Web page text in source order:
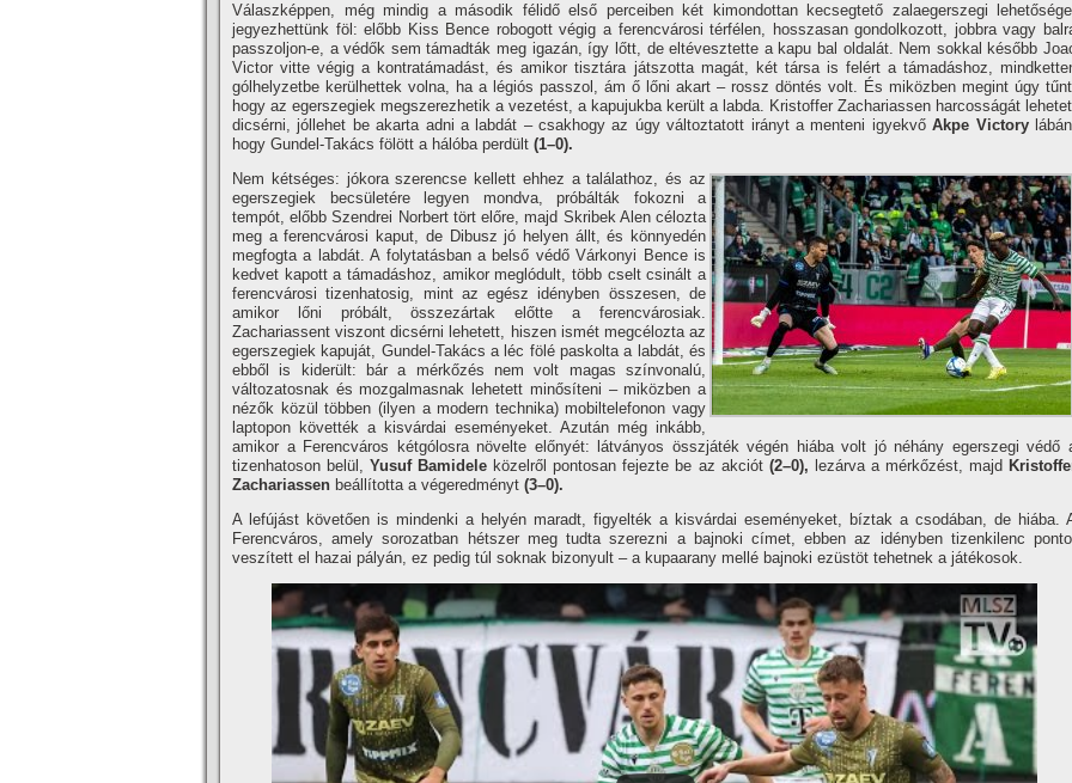
Válaszképpen, még mindig a második félidő első perceiben két kimondottan kecsegtető zalaegerszegi
jegyezhettünk föl: előbb Kiss Bence robogott végig a ferencvárosi térfélen, hosszasan gondolkozott, jobbra vagy
passzoljon-e, a védők sem támadták meg igazán, így lőtt, de eltévesztette a kapu bal oldalát. Nem sokkal később
Victor vitte végig a kontratámadást, és amikor tisztára játszotta magát, két társa is felért a támadáshoz,
gólhelyzetbe kerülhettek volna, ha a légiós passzol, ám ő lőni akart – rossz döntés volt. És miközben megint úgy
hogy az egerszegiek megszerezhetik a vezetést, a kapujukba került a labda. Kristoffer Zachariassen harcosságát
dicsérni, jóllehet be akarta adni a labdát – csakhogy az úgy változtatott irányt a menteni igyekvőAkpe Victory
hogy Gundel-Takács fölött a hálóba perdült (1–0).
Nem kétséges: jókora szerencse kellett ehhez a találathoz, és az
egerszegiek becsületére legyen mondva, próbálták fokozni a
tempót, előbb Szendrei Norbert tört előre, majd Skribek Alen célozta
meg a ferencvárosi kaput, de Dibusz jó helyen állt, és könnyedén
megfogta a labdát. A folytatásban a belső védő Várkonyi Bence is
kedvet kapott a támadáshoz, amikor meglódult, több cselt csinált a
ferencvárosi tizenhatosig, mint az egész idényben összesen, de
amikor lőni próbált, összezártak előtte a ferencvárosiak.
Zachariassent viszont dicsérni lehetett, hiszen ismét megcélozta az
egerszegiek kapuját, Gundel-Takács a léc fölé paskolta a labdát, és
ebből is kiderült: bár a mérkőzés nem volt magas színvonalú,
változatosnak és mozgalmasnak lehetett minősíteni – miközben a
nézők közül többen (ilyen a modern technika) mobiltelefonon vagy
laptopon követték a kisvárdai eseményeket. Azután még inkább,
amikor a Ferencváros kétgólosra növelte előnyét: látványos összjáték végén hiába volt jó néhány egerszegi védő
tizenhatoson belül,Yusuf Bamidele közelről pontosan fejezte be az akciót (2–0), lezárva a mérkőzést, majd
Zachariassen beállította a végeredményt (3–0).
A lefújást követően is mindenki a helyén maradt, figyelték a kisvárdai eseményeket, bíztak a csodában, de hiába.
Ferencváros, amely sorozatban hétszer meg tudta szerezni a bajnoki címet, ebben az idényben tizenkilenc
veszített el hazai pályán, ez pedig túl soknak bizonyult – a kupaarany mellé bajnoki ezüstöt tehetnek a játékosok.